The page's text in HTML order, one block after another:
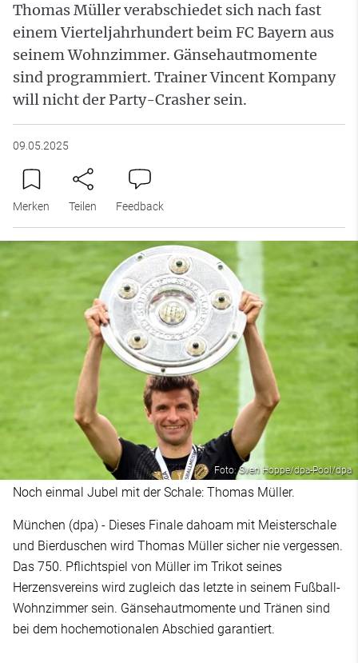
Thomas Müller verabschiedet sich nach fast
einem Vierteljahrhundert beim FC Bayern aus
seinem Wohnzimmer. Gänsehautmomente
sind programmiert. Trainer Vincent Kompany
will nicht der Party-Crasher sein.
09.05.2025
Merken Teilen Feedback
Foto: Sven Hoppe/dpa-Pool/dpa
Noch einmal Jubel mit der Schale: Thomas Müller.
München (dpa) - Dieses Finale dahoam mit Meisterschale
und Bierduschen wird Thomas Müller sicher nie vergessen.
Das 750. Pflichtspiel von Müller im Trikot seines
Herzensvereins wird zugleich das letzte in seinem Fußball-
Wohnzimmer sein. Gänsehautmomente und Tränen sind
bei dem hochemotionalen Abschied garantiert.